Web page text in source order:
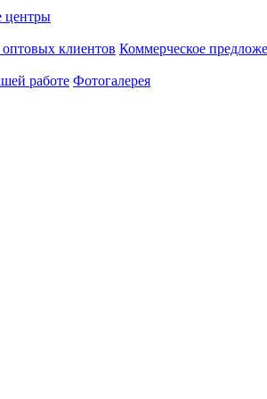
центры
клиентов Коммерческое
работе Фотогалерея